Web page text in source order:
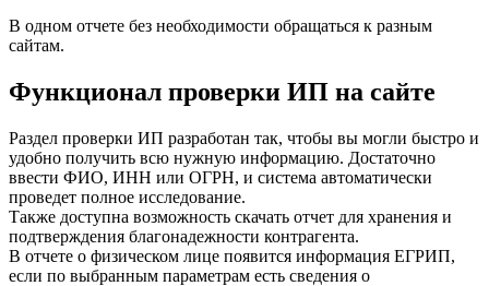
В одном отчете без необходимости обращаться к разным
сайтам.
Функционал проверки ИП на сайте
Раздел проверки ИП разработан так, чтобы вы могли быстро и
удобно получить всю нужную информацию. Достаточно
ввести ФИО, ИНН или ОГРН, и система автоматически
проведет полное исследование.
Также доступна возможность скачать отчет для хранения и
подтверждения благонадежности контрагента.
В отчете о физическом лице появится информация ЕГРИП,
если по выбранным параметрам есть сведения о